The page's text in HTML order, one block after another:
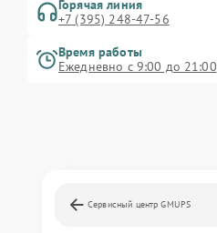
Горячая линия
+7 (395) 248-47-56
Время работы
Ежедневно с 9:00 до 21:00
Сервисный центр GMUPS